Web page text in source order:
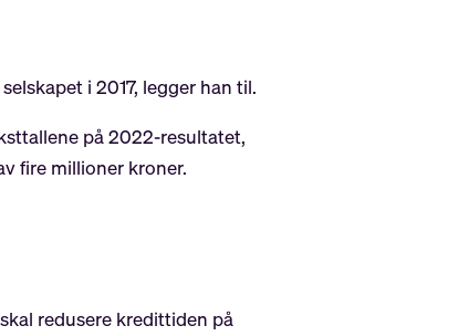
i 2017, legger han til.
på 2022-resultatet,
fire millioner kroner.
redusere kredittiden på